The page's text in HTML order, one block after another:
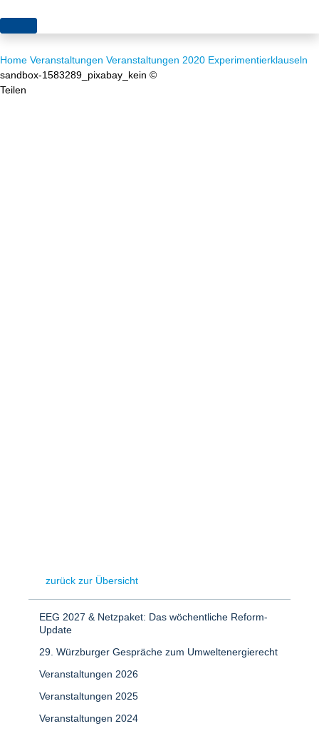
Themen
Akzeptanz
Europa
Projekte
Publikationen
Home Veranstaltungen Veranstaltungen 2020 Experimentierklauseln
sandbox-1583289_pixabay_kein ©
Teilen
zurück zur Übersicht
EEG 2027 & Netzpaket: Das wöchentliche Reform-
Update
29. Würzburger Gespräche zum Umweltenergierecht
Veranstaltungen 2026
Veranstaltungen 2025
Veranstaltungen 2024